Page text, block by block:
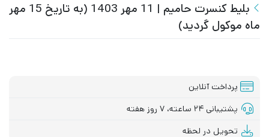
بلیط کنسرت حامیم | 11 مهر 1403 (به تاریخ 15 مهر
ماه موکول گردید)
پرداخت آنلاین
پشتیبانی ۲۴ ساعته، ۷ روز هفته
تحویل در لحظه